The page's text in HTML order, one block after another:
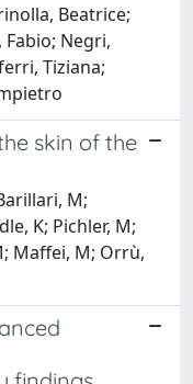
Beatrice;
Fabio; Negri,
Tiziana;
skin of the
M;
K; Pichler, M;
Maffei, M; Orrù,